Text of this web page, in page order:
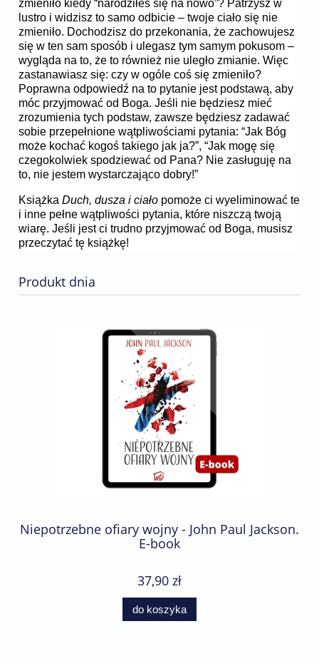
zmieniło kiedy “narodziłeś się na nowo”? Patrzysz w
lustro i widzisz to samo odbicie – twoje ciało się nie
zmieniło. Dochodzisz do przekonania, że zachowujesz
się w ten sam sposób i ulegasz tym samym pokusom –
wygląda na to, że to również nie uległo zmianie. Więc
zastanawiasz się: czy w ogóle coś się zmieniło?
Poprawna odpowiedź na to pytanie jest podstawą, aby
móc przyjmować od Boga. Jeśli nie będziesz mieć
zrozumienia tych podstaw, zawsze będziesz zadawać
sobie przepełnione wątpliwościami pytania: “Jak Bóg
może kochać kogoś takiego jak ja?”, “Jak mogę się
czegokolwiek spodziewać od Pana? Nie zasługuję na
to, nie jestem wystarczająco dobry!”
Książka Duch, dusza i ciało pomoże ci wyeliminować te
i inne pełne wątpliwości pytania, które niszczą twoją
wiarę. Jeśli jest ci trudno przyjmować od Boga, musisz
przeczytać tę książkę!
Produkt dnia
Niepotrzebne ofiary wojny - John Paul Jackson.
E-book
37,90 zł
do koszyka